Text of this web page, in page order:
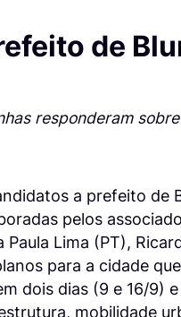
de
responderam
a prefeito de
pelos
Lima (PT),
para a cidade
dois dias (9 e 16/9)
mobilidade